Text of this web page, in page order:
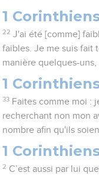
1
22 J'ai été [comme]
faibles. Je me suis fait
manière quelques-uns,
1
33 Faites comme moi :
recherchant non mon
nombre afin qu'ils
1
2 C’est aussi par lui